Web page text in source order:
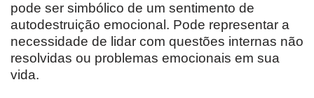
pode ser simbólico de um sentimento de
autodestruição emocional. Pode representar a
necessidade de lidar com questões internas não
resolvidas ou problemas emocionais em sua
vida.